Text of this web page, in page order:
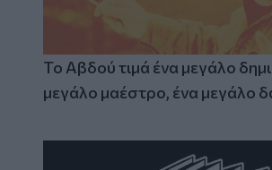
Το Αβδού τιμά ένα μεγάλο
μεγάλο μαέστρο, ένα μεγάλο